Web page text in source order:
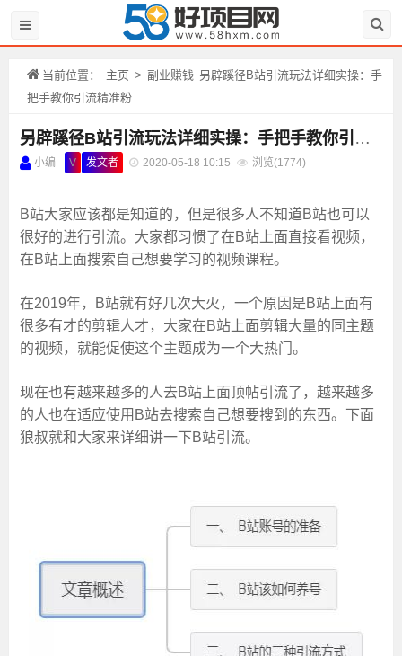
当前位置： 主页 > 副业赚钱 另辟蹊径B站引流玩法详细实操：手
把手教你引流精准粉
另辟蹊径B站引流玩法详细实操：手把手教你引流精准粉
小编 V 发文者 2020-05-18 10:15 浏览(1774)
B站大家应该都是知道的，但是很多人不知道B站也可以
很好的进行引流。大家都习惯了在B站上面直接看视频，
在B站上面搜索自己想要学习的视频课程。
在2019年，B站就有好几次大火，一个原因是B站上面有
很多有才的剪辑人才，大家在B站上面剪辑大量的同主题
的视频，就能促使这个主题成为一个大热门。
现在也有越来越多的人去B站上面顶帖引流了，越来越多
的人也在适应使用B站去搜索自己想要搜到的东西。下面
狼叔就和大家来详细讲一下B站引流。